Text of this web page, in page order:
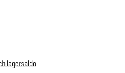
lagersaldo